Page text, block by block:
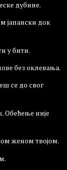
дубине.
јапански док
у бити.
без оклевања.
се до свог
Обећење није
женом твојом.